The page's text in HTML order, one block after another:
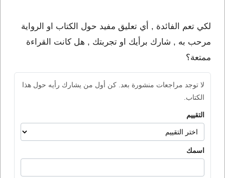
لكي تعم الفائدة , أي تعليق مفيد حول الكتاب او الرواية
مرحب به , شارك برأيك او تجربتك , هل كانت القراءة
ممتعة؟
لا توجد مراجعات منشورة بعد. كن أول من يشارك رأيه حول هذا
الكتاب.
التقييم
اسمك